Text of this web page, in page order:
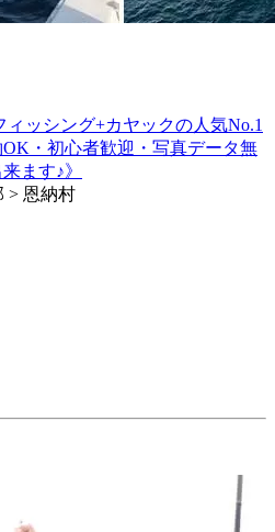
ッシング+カヤックの人気No.1
・初心者歓迎・写真データ無
ます♪》
> 恩納村